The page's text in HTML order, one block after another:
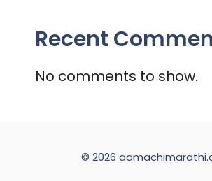
Recent
No comments to show.
© 2026